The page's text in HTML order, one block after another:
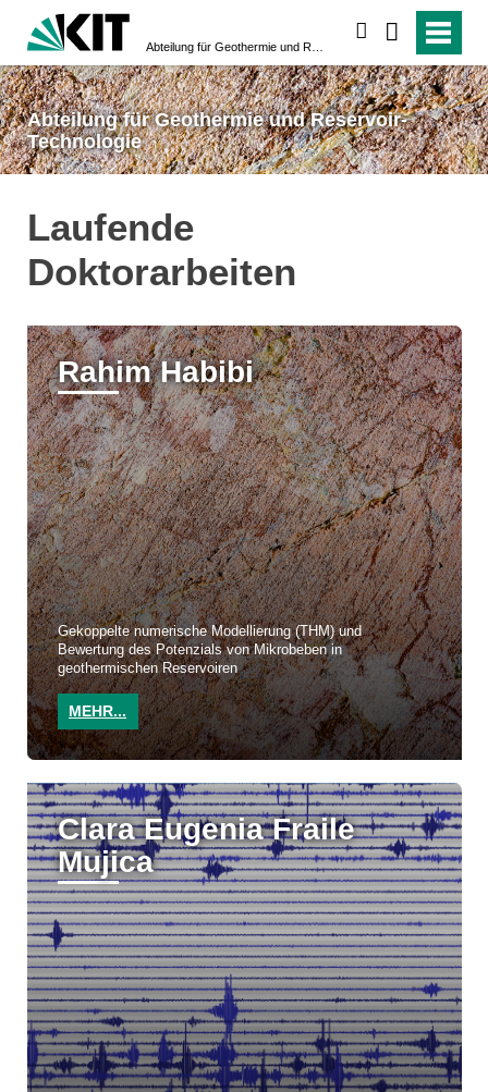
Abteilung für Geothermie und Reservoir-
Technologie
Laufende
Doktorarbeiten
Rahim Habibi
Gekoppelte numerische Modellierung (THM) und
Bewertung des Potenzials von Mikrobeben in
geothermischen Reservoiren
MEHR...
Clara Eugenia Fraile
Mujica